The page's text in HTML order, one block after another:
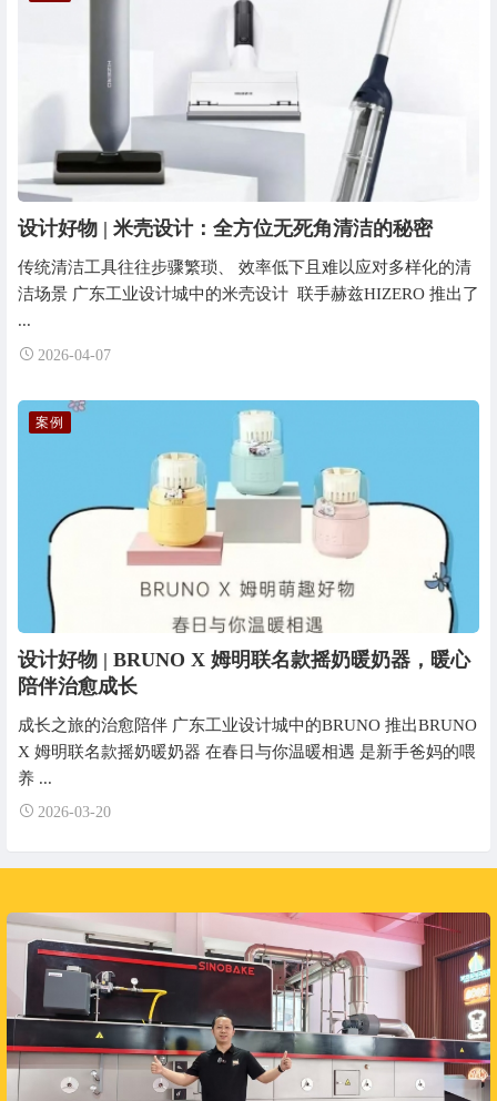
设计好物 | 米壳设计：全方位无死角清洁的秘密
传统清洁工具往往步骤繁琐、 效率低下且难以应对多样化的清
洁场景 广东工业设计城中的米壳设计 联手赫兹HIZERO 推出了
...
2026-04-07
设计好物 | BRUNO X 姆明联名款摇奶暖奶器，暖心
陪伴治愈成长
成长之旅的治愈陪伴 广东工业设计城中的BRUNO 推出BRUNO
X 姆明联名款摇奶暖奶器 在春日与你温暖相遇 是新手爸妈的喂
养 ...
2026-03-20
案例